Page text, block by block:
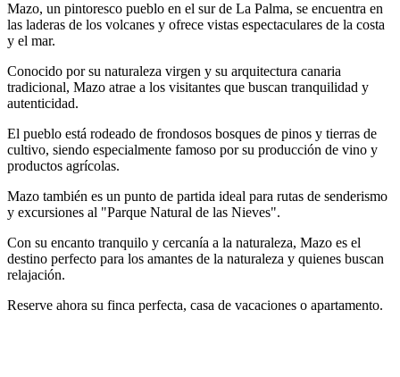
Mazo, un pintoresco pueblo en el sur de La Palma, se encuentra en
las laderas de los volcanes y ofrece vistas espectaculares de la costa
y el mar.
Conocido por su naturaleza virgen y su arquitectura canaria
tradicional, Mazo atrae a los visitantes que buscan tranquilidad y
autenticidad.
El pueblo está rodeado de frondosos bosques de pinos y tierras de
cultivo, siendo especialmente famoso por su producción de vino y
productos agrícolas.
Mazo también es un punto de partida ideal para rutas de senderismo
y excursiones al "Parque Natural de las Nieves".
Con su encanto tranquilo y cercanía a la naturaleza, Mazo es el
destino perfecto para los amantes de la naturaleza y quienes buscan
relajación.
Reserve ahora su finca perfecta, casa de vacaciones o apartamento.